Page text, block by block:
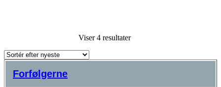
Viser 4 resultaterSorteret
Forfølgerne